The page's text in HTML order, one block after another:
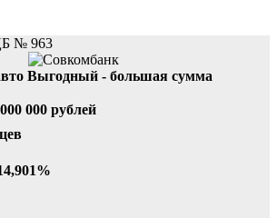
№ 963
Выгодный - большая сумма
000 рублей